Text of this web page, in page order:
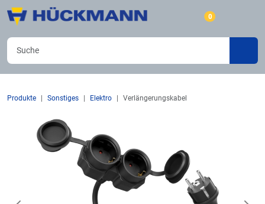
0
Produkte Sonstiges Elektro Verlängerungskabel